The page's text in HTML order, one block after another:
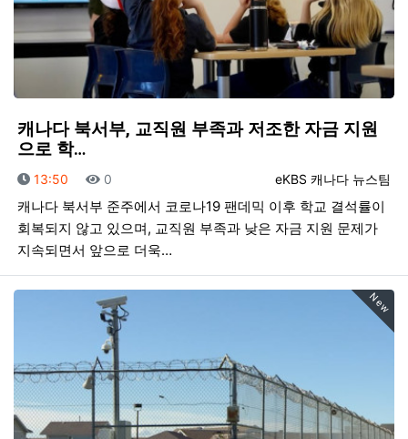
캐나다 북서부, 교직원 부족과 저조한 자금 지원
으로 학…
등록자
eKBS 캐나다 뉴스팀
등록일
13:50 조회
0
캐나다 북서부 준주에서 코로나19 팬데믹 이후 학교 결석률이
회복되지 않고 있으며, 교직원 부족과 낮은 자금 지원 문제가
지속되면서 앞으로 더욱…
New